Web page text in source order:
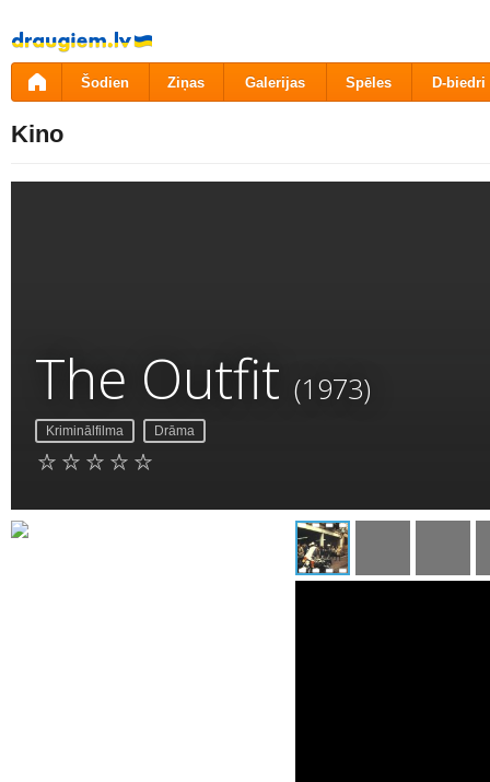
Pāriet
uz
saturu
Šodien Ziņas Galerijas Spēles D-biedri
Kino
The Outfit (1973)
Kriminālfilma Drāma